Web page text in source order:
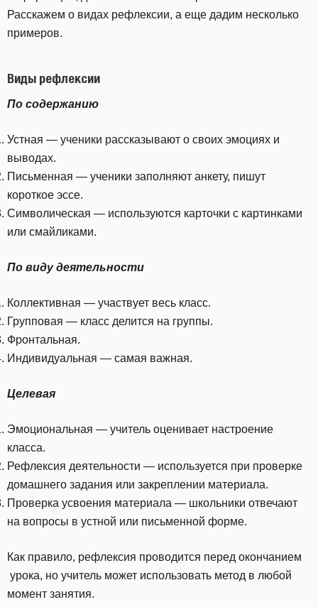
Расскажем о видах рефлексии, а еще дадим несколько
примеров.
Виды рефлексии
По содержанию
Устная — ученики рассказывают о своих эмоциях и
выводах.
Письменная — ученики заполняют анкету, пишут
короткое эссе.
Символическая — используются карточки с картинками
или смайликами.
По виду деятельности
Коллективная — участвует весь класс.
Групповая — класс делится на группы.
Фронтальная.
Индивидуальная — самая важная.
Целевая
Эмоциональная — учитель оценивает настроение
класса.
Рефлексия деятельности — используется при проверке
домашнего задания или закреплении материала.
Проверка усвоения материала — школьники отвечают
на вопросы в устной или письменной форме.
Как правило, рефлексия проводится перед окончанием
урока, но учитель может использовать метод в любой
момент занятия.